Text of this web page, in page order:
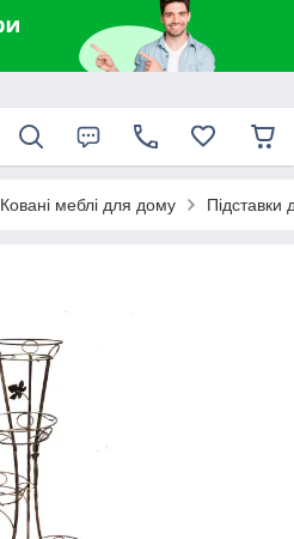
Ковані меблі для дому Підставки